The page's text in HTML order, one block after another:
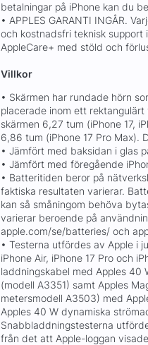
betalningar på iPhone kan du
• APPLES GARANTI INGÅR.
och kostnadsfri teknisk support
AppleCare+ med stöld och
Villkor
• Skärmen har rundade hörn
placerade inom ett
skärmen 6,27 tum (iPhone 17,
6,86 tum (iPhone 17 Pro Max).
• Jämfört med baksidan i glas
• Jämfört med föregående
• Batteritiden beror på
faktiska resultaten varierar.
kan så småningom behöva
varierar beroende på
apple.com/se/batteries/ och
• Testerna utfördes av Apple i
iPhone Air, iPhone 17 Pro och
laddningskabel med Apples 40
(modell A3351) samt Apples
metersmodell A3503) med
Apples 40 W dynamiska
Snabbladdningstesterna
från det att Apple-loggan